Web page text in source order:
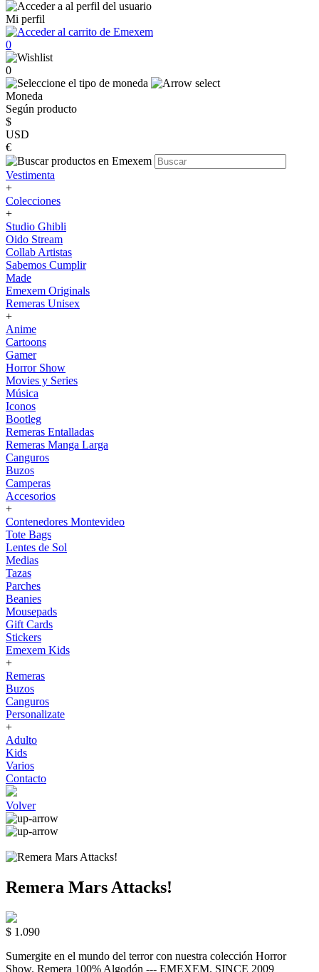
Mi perfil
0
0
Moneda
Según producto
$
USD
€
Vestimenta
+
Colecciones
+
Studio Ghibli
Oido Stream
Collab Artistas
Sabemos Cumplir
Made
Emexem Originals
Remeras Unisex
+
Anime
Cartoons
Gamer
Horror Show
Movies y Series
Música
Iconos
Bootleg
Remeras Entalladas
Remeras Manga Larga
Canguros
Buzos
Camperas
Accesorios
+
Contenedores Montevideo
Tote Bags
Lentes de Sol
Medias
Tazas
Parches
Beanies
Mousepads
Gift Cards
Stickers
Emexem Kids
+
Remeras
Buzos
Canguros
Personalizate
+
Adulto
Kids
Varios
Contacto
Volver
Remera Mars Attacks!
$ 1.090
Sumergite en el mundo del terror con nuestra colección Horror
Show. Remera 100% Algodón --- EMEXEM. SINCE 2009